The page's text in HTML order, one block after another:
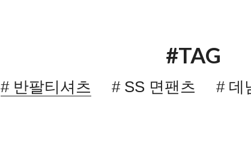
#TAG
# 반팔티셔츠 # SS 면팬츠 # 데